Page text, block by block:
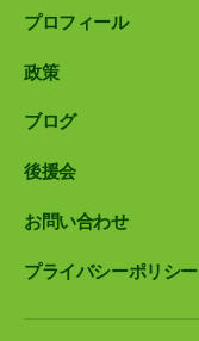
プロフィール
政策
ブログ
後援会
お問い合わせ
プライバシーポリシー